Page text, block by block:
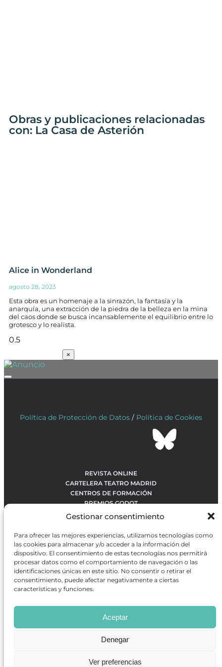
Gestionar consentimiento
Para ofrecer las mejores experiencias, utilizamos tecnologías como
las cookies para almacenar y/o acceder a la información del
dispositivo. El consentimiento de estas tecnologías nos permitirá
procesar datos como el comportamiento de navegación o las
identificaciones únicas en este sitio. No consentir o retirar el
consentimiento, puede afectar negativamente a ciertas
características y funciones.
Aceptar
Denegar
Ver preferencias
Obras y publicaciones relacionadas
con: La Casa de Asterión
Alice in Wonderland
agosto 28, 2023
Esta obra es un homenaje a la sinrazón, la fantasía y la
anarquía, una extracción de la piedra de la belleza en la mina
del caos donde se busca incansablemente el equilibrio entre lo
grotesco y lo realista.
×
Política de Protección de Datos / Política de Cookies
REVISTA ONLINE
CARTELERA TEATRO MADRID
CENTROS DE FORMACIÓN
PREMIOS GODOT
CONTACTO
OBRAS MÁS VOTADAS
RANKING MEJORES OBRAS
BÚSQUEDA AVANZADA DE OBRAS
Revista GODOTes una revista independiente especializada
en información sobre artes escénicas de Madrid, gratuita y
que se distribuye en espacios escénicos, además de otros
puntos de interés turístico y de ocio de la capital.